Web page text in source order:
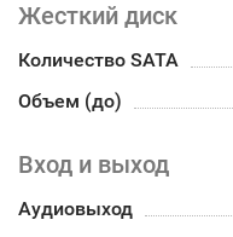
Жесткий диск
Количество SATA
Объем (до)
Вход и выход
Аудиовыход